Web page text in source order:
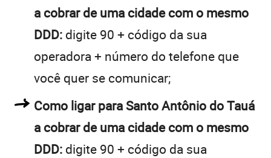
a cobrar de uma cidade com o mesmo
DDD: digite 90 + código da sua
operadora + número do telefone que
você quer se comunicar;
Como ligar para Santo Antônio do Tauá
a cobrar de uma cidade com o mesmo
DDD: digite 90 + código da sua